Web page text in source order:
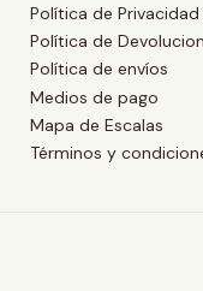
Política de Privacidad
Política de
Política de envíos
Medios de pago
Mapa de Escalas
Términos y